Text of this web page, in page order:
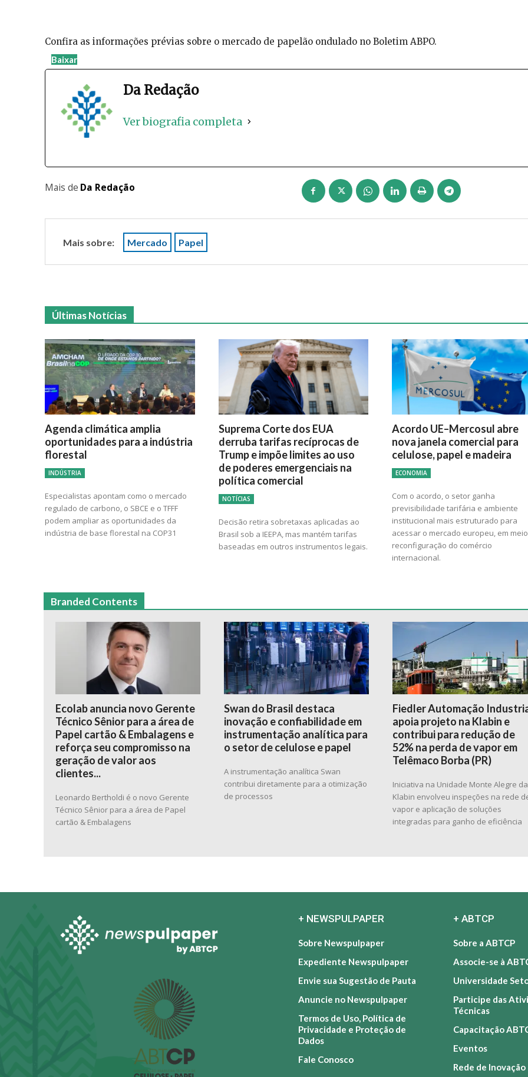
Confira as informações prévias sobre o mercado de papelão ondulado no Boletim ABPO.
Baixar
Da Redação
Ver biografia completa
Mais de Da Redação
Mais sobre: Mercado Papel
Últimas Notícias
Agenda climática amplia
oportunidades para a indústria
florestal
INDÚSTRIA
Especialistas apontam como o mercado
regulado de carbono, o SBCE e o TFFF
podem ampliar as oportunidades da
indústria de base florestal na COP31
Suprema Corte dos EUA
derruba tarifas recíprocas de
Trump e impõe limites ao uso
de poderes emergenciais na
política comercial
NOTÍCIAS
Decisão retira sobretaxas aplicadas ao
Brasil sob a IEEPA, mas mantém tarifas
baseadas em outros instrumentos legais.
Acordo UE–Mercosul abre
nova janela comercial para
celulose, papel e madeira
ECONOMIA
Com o acordo, o setor ganha
previsibilidade tarifária e ambiente
institucional mais estruturado para
acessar o mercado europeu, em
reconfiguração do comércio
internacional.
Branded Contents
Ecolab anuncia novo Gerente
Técnico Sênior para a área de
Papel cartão & Embalagens e
reforça seu compromisso na
geração de valor aos
clientes...
Leonardo Bertholdi é o novo Gerente
Técnico Sênior para a área de Papel
cartão & Embalagens
Swan do Brasil destaca
inovação e confiabilidade em
instrumentação analítica para
o setor de celulose e papel
A instrumentação analítica Swan
contribui diretamente para a otimização
de processos
Fiedler Automação
apoia projeto na Klabin e
contribui para redução de
52% na perda de vapor em
Telêmaco Borba (PR)
Iniciativa na Unidade Monte Alegre da
Klabin envolveu inspeções na rede
vapor e aplicação de soluções
integradas para ganho de eficiência
+ NEWSPULPAPER
Sobre Newspulpaper
Expediente Newspulpaper
Envie sua Sugestão de Pauta
Anuncie no Newspulpaper
Termos de Uso, Política de
Privacidade e Proteção de
Dados
Fale Conosco
+ ABTCP
Sobre a ABTCP
Associe-se à
Universidade
Participe das
Técnicas
Capacitação
Eventos
Rede de Inovação